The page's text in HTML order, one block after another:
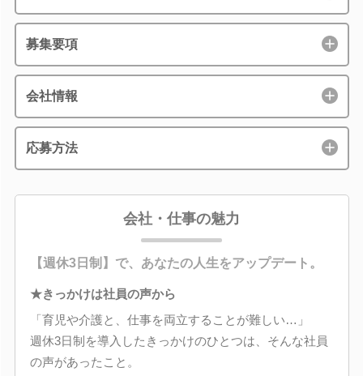
募集要項
会社情報
応募方法
会社・仕事の魅力
【週休3日制】で、あなたの人生をアップデート。
★きっかけは社員の声から
「育児や介護と、仕事を両立することが難しい…」
週休3日制を導入したきっかけのひとつは、そんな社員
の声があったこと。